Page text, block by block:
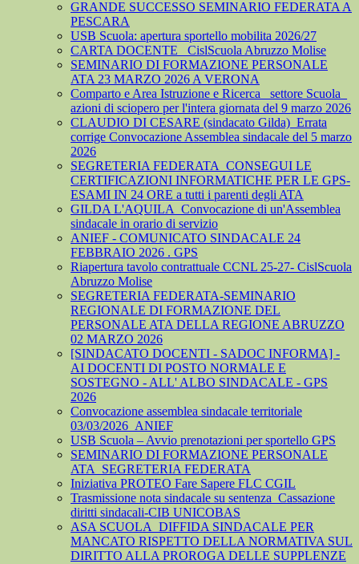
GRANDE SUCCESSO SEMINARIO FEDERATA A
PESCARA
USB Scuola: apertura sportello mobilita 2026/27
CARTA DOCENTE_ CislScuola Abruzzo Molise
SEMINARIO DI FORMAZIONE PERSONALE
ATA 23 MARZO 2026 A VERONA
Comparto e Area Istruzione e Ricerca_ settore Scuola_
azioni di sciopero per l'intera giornata del 9 marzo 2026
CLAUDIO DI CESARE (sindacato Gilda)_Errata
corrige Convocazione Assemblea sindacale del 5 marzo
2026
SEGRETERIA FEDERATA_CONSEGUI LE
CERTIFICAZIONI INFORMATICHE PER LE GPS-
ESAMI IN 24 ORE a tutti i parenti degli ATA
GILDA L'AQUILA_Convocazione di un'Assemblea
sindacale in orario di servizio
ANIEF - COMUNICATO SINDACALE 24
FEBBRAIO 2026 . GPS
Riapertura tavolo contrattuale CCNL 25-27- CislScuola
Abruzzo Molise
SEGRETERIA FEDERATA-SEMINARIO
REGIONALE DI FORMAZIONE DEL
PERSONALE ATA DELLA REGIONE ABRUZZO
02 MARZO 2026
[SINDACATO DOCENTI - SADOC INFORMA] -
AI DOCENTI DI POSTO NORMALE E
SOSTEGNO - ALL' ALBO SINDACALE - GPS
2026
Convocazione assemblea sindacale territoriale
03/03/2026_ANIEF
USB Scuola – Avvio prenotazioni per sportello GPS
SEMINARIO DI FORMAZIONE PERSONALE
ATA_SEGRETERIA FEDERATA
Iniziativa PROTEO Fare Sapere FLC CGIL
Trasmissione nota sindacale su sentenza_Cassazione
diritti sindacali-CIB UNICOBAS
ASA SCUOLA_DIFFIDA SINDACALE PER
MANCATO RISPETTO DELLA NORMATIVA SUL
DIRITTO ALLA PROROGA DELLE SUPPLENZE